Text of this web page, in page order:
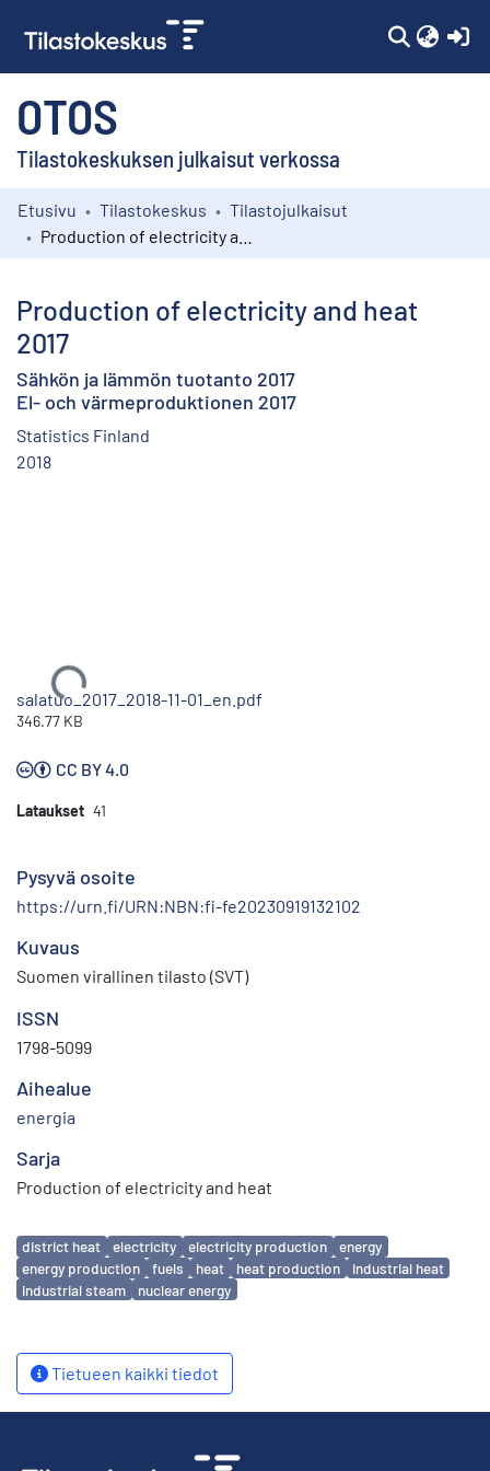
OTOS
Tilastokeskuksen julkaisut verkossa
Kokoelmat
Etusivu Tilastokeskus
Tilastojulkaisut
Production of electricity and heat
2017
Sähkön ja lämmön tuotanto 2017
El- och värmeproduktionen 2017
Statistics Finland
2018
Ladataan...
salatuo_2017_2018-11-01_en.pdf
346.77 KB
CC BY 4.0
Lataukset 41
Pysyvä osoite
https://urn.fi/URN:NBN:fi-fe20230919132102
Kuvaus
Suomen virallinen tilasto (SVT)
ISSN
1798-5099
Aihealue
energia
Sarja
Production of electricity and heat
Avainsanat
district heat electricity electricity production
energy
energy production
fuels heat heat production
industrial heat
industrial steam
nuclear energy
Tietueen kaikki tiedot